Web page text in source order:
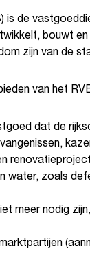
is de
bouwt
zijn van de
van het
dat de
water, zoals
meer nodig